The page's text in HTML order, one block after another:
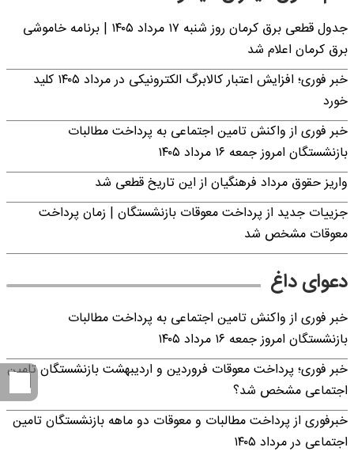
جدول قطعی برق کرمان روز شنبه ۱۷ مرداد ۱۴۰۵ | برنامه خاموشی
برق کرمان اعلام شد
خبر فوری؛ افزایش اعتبار کالابرگ الکترونیکی در مرداد ۱۴۰۵ کلید
خورد
خبر فوری از واکنش تامین اجتماعی به پرداخت مطالبات
بازنشستگان امروز جمعه ۱۶ مرداد ۱۴۰۵
واریز حقوق مرداد فرهنگیان از این تاریخ قطعی شد
جزییات جدید از پرداخت معوقات بازنشستگان | زمان پرداخت
معوقات مشخص شد
دعوای داغ
خبر فوری از واکنش تامین اجتماعی به پرداخت مطالبات
بازنشستگان امروز جمعه ۱۶ مرداد ۱۴۰۵
خبر فوری؛ پرداخت معوقات فروردین و اردیبهشت بازنشستگان تامین
اجتماعی مشخص شد؟
خبرفوری از پرداخت مطالبات و معوقات دو ماهه بازنشستگان تامین
اجتماعی در مرداد ۱۴۰۵